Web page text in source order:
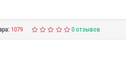
1079 0 отзывов